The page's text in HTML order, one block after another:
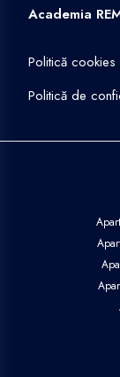
Academia
Politică cookies
Politică de